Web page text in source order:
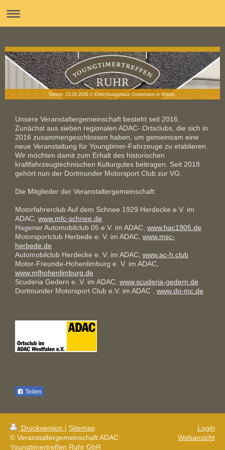
Termin: 23.08.2026 // Einrichtungshaus Ostermann in Witten
Unsere Veranstaltergemeinschaft besteht seit 2016.
Zunächst aus sieben regionalen ADAC- Ortsclubs, die sich in
2016 zusammengeschlossen haben, um gemeinsam eine
neue Veranstaltung für Youngtimer-Fahrzeuge zu etablieren.
Wir möchten damit zum Erhalt des historischen
kraftfahrzeugtechnischen Kulturgutes beitragen. Seit 2018
gehört nun der Dortmunder Motorsport Club zur VG.
Die Mitglieder der Veranstaltergemeinschaft:
Motorfahrerclub Auf dem Schnee 1929 Herdecke e.V. im
ADAC, www.mfc-schnee.de
Hagener Automobilclub 05 e.V. im ADAC, www.hac1905.de
Motorsportclub Herbede e. V. im ADAC, www.msc-
herbede.de
Automobilclub Herdecke e. V. im ADAC, www.ac-h.club
Motor-Freunde-Hohenlimburg e. V. im ADAC,
www.mfhohenlimburg.de
Scuderia Gedern e. V. im ADAC, www.scuderia-gedern.de
Dortmunder Motorsport Club e.V. im ADAC , www.do-mc.de
Teilen
Druckversion | Sitemap
© Veranstaltergemeinschaft ADAC
Youngtimertreffen Ruhr GbR
Login
Webansicht